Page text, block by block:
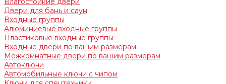
Двери для бань и саун
Входные группы
Алюминиевые входные группы
Пластиковые входные группы
Входные двери по вашим размерам
Межкомнатные двери по вашим размерам
Автоключи
Автомобильные ключи с чипом